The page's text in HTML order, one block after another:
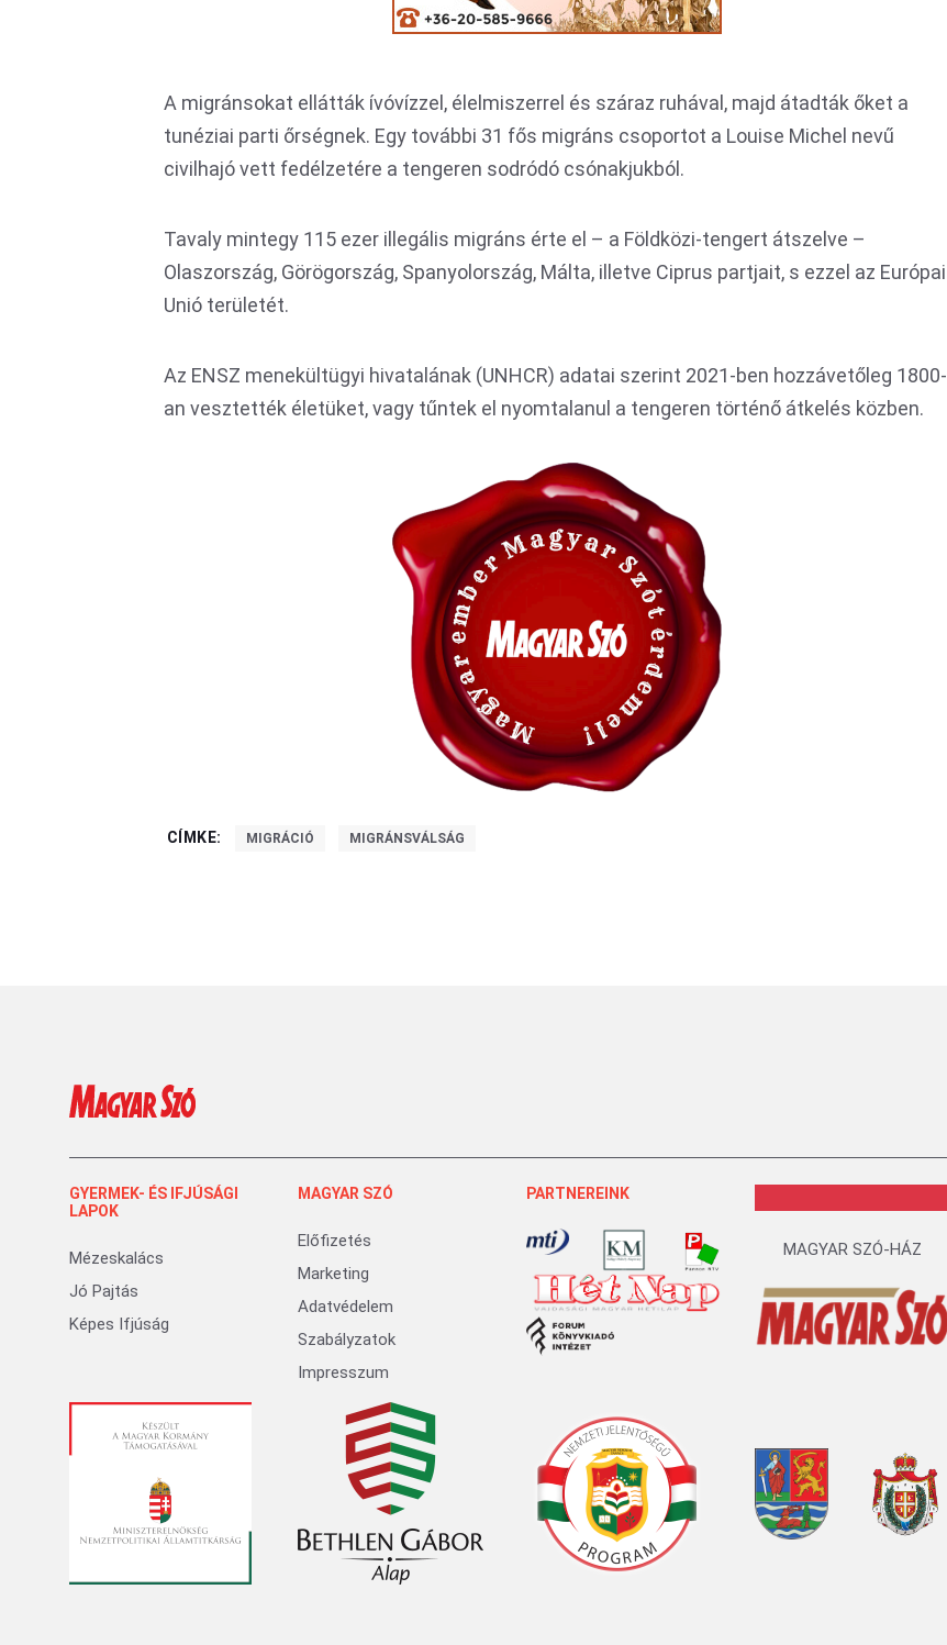
A migránsokat ellátták ívóvízzel, élelmiszerrel és száraz ruhával, majd átadták őket a
tunéziai parti őrségnek. Egy további 31 fős migráns csoportot a Louise Michel nevű
civilhajó vett fedélzetére a tengeren sodródó csónakjukból.
Tavaly mintegy 115 ezer illegális migráns érte el – a Földközi-tengert átszelve –
Olaszország, Görögország, Spanyolország, Málta, illetve Ciprus partjait, s ezzel az Európai
Unió területét.
Az ENSZ menekültügyi hivatalának (UNHCR) adatai szerint 2021-ben hozzávetőleg 1800-
an vesztették életüket, vagy tűntek el nyomtalanul a tengeren történő átkelés közben.
CÍMKE: MIGRÁCIÓ MIGRÁNSVÁLSÁG
GYERMEK- ÉS IFJÚSÁGI
LAPOK
Mézeskalács
Jó Pajtás
Képes Ifjúság
MAGYAR SZÓ
Előfizetés
Marketing
Adatvédelem
Szabályzatok
Impresszum
PARTNEREINK
MAGYAR SZÓ-HÁZ